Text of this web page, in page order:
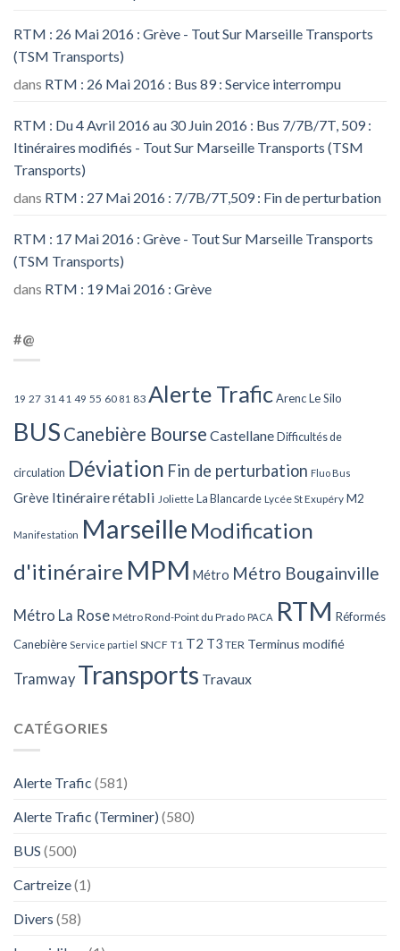
RTM : 26 Mai 2016 : Grève - Tout Sur Marseille Transports
(TSM Transports)
dans RTM : 26 Mai 2016 : Bus 89 : Service interrompu
RTM : Du 4 Avril 2016 au 30 Juin 2016 : Bus 7/7B/7T, 509 :
Itinéraires modifiés - Tout Sur Marseille Transports (TSM
Transports)
dans RTM : 27 Mai 2016 : 7/7B/7T,509 : Fin de perturbation
RTM : 17 Mai 2016 : Grève - Tout Sur Marseille Transports
(TSM Transports)
dans RTM : 19 Mai 2016 : Grève
#@
19 27 31 41 49 55 60 81 83 Alerte TraficArenc Le Silo
BUS Canebière Bourse Castellane Difficultés de
circulation Déviation Fin de perturbation Fluo Bus
Grève Itinéraire rétabli Joliette La Blancarde Lycée St Exupéry M2
Manifestation Marseille Modification
d'itinéraire MPM Métro Métro Bougainville
Métro La Rose Métro Rond-Point du Prado PACA RTM Réformés
Canebière Service partiel SNCF T1 T2 T3 TER Terminus modifié
Tramway Transports Travaux
CATÉGORIES
Alerte Trafic (581)
Alerte Trafic (Terminer) (580)
BUS (500)
Cartreize(1)
Divers (58)